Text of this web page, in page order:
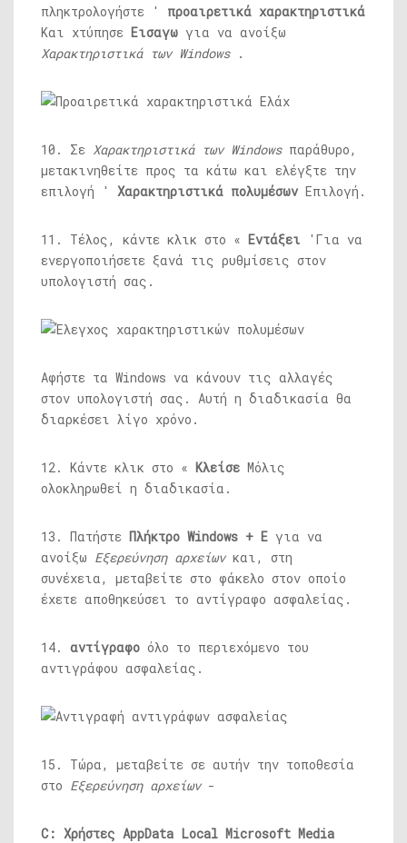
πληκτρολογήστε ' προαιρετικά χαρακτηριστικά
Και χτύπησε Εισαγω για να ανοίξω
Χαρακτηριστικά των Windows.
10. Σε Χαρακτηριστικά των Windowsπαράθυρο,
μετακινηθείτε προς τα κάτω και ελέγξτε την
επιλογή ' Χαρακτηριστικά πολυμέσων Επιλογή.
11. Τέλος, κάντε κλικ στο « Εντάξει 'Για να
ενεργοποιήσετε ξανά τις ρυθμίσεις στον
υπολογιστή σας.
Αφήστε τα Windows να κάνουν τις αλλαγές
στον υπολογιστή σας. Αυτή η διαδικασία θα
διαρκέσει λίγο χρόνο.
12. Κάντε κλικ στο « Κλείσε Μόλις
ολοκληρωθεί η διαδικασία.
13. Πατήστε Πλήκτρο Windows + E για να
ανοίξω Εξερεύνηση αρχείωνκαι, στη
συνέχεια, μεταβείτε στο φάκελο στον οποίο
έχετε αποθηκεύσει το αντίγραφο ασφαλείας.
14. αντίγραφο όλο το περιεχόμενο του
αντιγράφου ασφαλείας.
15. Τώρα, μεταβείτε σε αυτήν την τοποθεσία
στο Εξερεύνηση αρχείων-
C: Χρήστες AppData Local Microsoft Media